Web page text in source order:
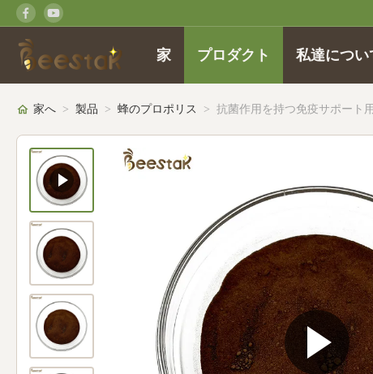
家 プロダクト 私達につい
家へ > 製品 > 蜂のプロポリス > 抗菌作用を持つ免疫サポート